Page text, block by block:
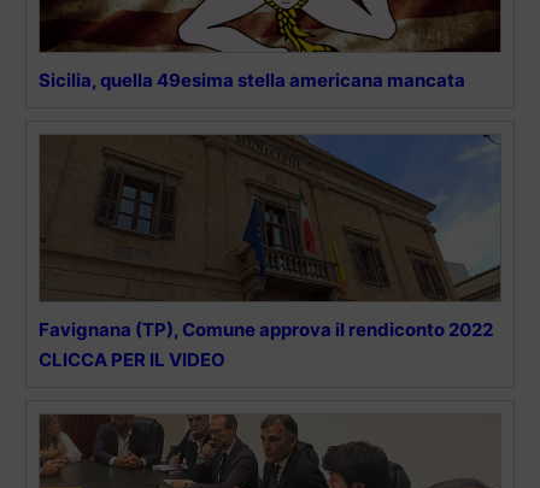
Sicilia, quella 49esima stella americana mancata
Favignana (TP), Comune approva il rendiconto 2022
CLICCA PER IL VIDEO